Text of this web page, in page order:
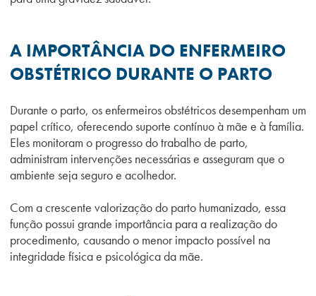
A IMPORTÂNCIA DO ENFERMEIRO
OBSTÉTRICO DURANTE O PARTO
Durante o parto, os enfermeiros obstétricos desempenham um
papel crítico, oferecendo suporte contínuo à mãe e à família.
Eles monitoram o progresso do trabalho de parto,
administram intervenções necessárias e asseguram que o
ambiente seja seguro e acolhedor.
Com a crescente valorização do parto humanizado, essa
função possui grande importância para a realização do
procedimento, causando o menor impacto possível na
integridade física e psicológica da mãe.